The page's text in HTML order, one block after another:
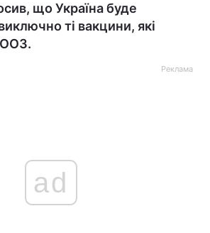
що Україна буде
ті вакцини, які
Реклама
ad